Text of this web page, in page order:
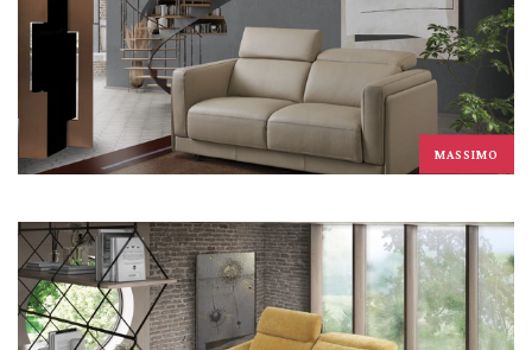
MASSIMO